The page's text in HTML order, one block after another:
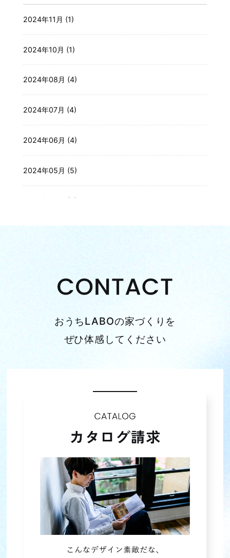
2024年11月 (1)
2024年10月 (1)
2024年08月 (4)
2024年07月 (4)
2024年06月 (4)
2024年05月 (5)
2024年04月 (3)
2024年01月 (3)
2023年12月 (3)
2023年08月 (4)
2023年07月 (4)
2023年06月 (4)
2023年05月 (4)
おうちLABOの家づくりを
ぜひ体感してください